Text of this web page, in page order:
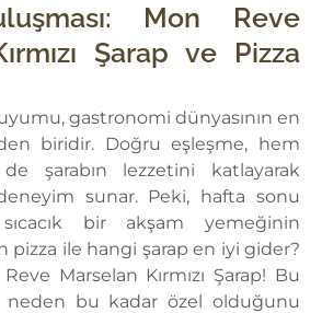
Mon Reve
Şarap ve Pizza
gastronomi dünyasının en
biridir. Doğru eşleşme, hem
şarabın lezzetini katlayarak
sunar. Peki, hafta sonu
bir akşam yemeğinin
pizza ile hangi şarap en iyi gider?
Marselan Kırmızı Şarap! Bu
neden bu kadar özel olduğunu